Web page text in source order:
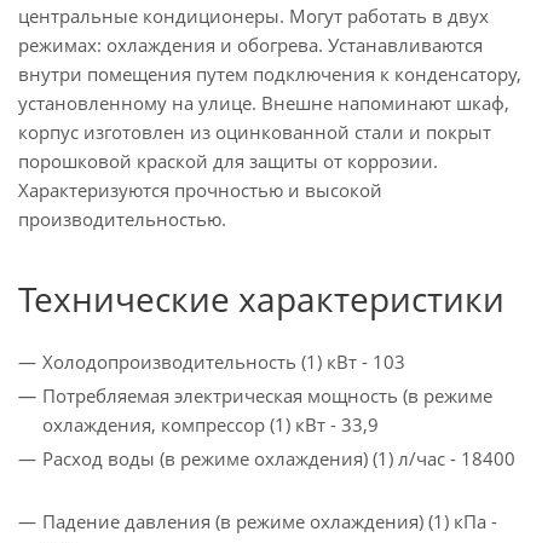
центральные кондиционеры. Могут работать в двух
режимах: охлаждения и обогрева. Устанавливаются
внутри помещения путем подключения к конденсатору,
установленному на улице. Внешне напоминают шкаф,
корпус изготовлен из оцинкованной стали и покрыт
порошковой краской для защиты от коррозии.
Характеризуются прочностью и высокой
производительностью.
Технические характеристики
Холодопроизводительность (1) кВт - 103
Потребляемая электрическая мощность (в режиме
охлаждения, компрессор (1) кВт - 33,9
Расход воды (в режиме охлаждения) (1) л/час - 18400
Падение давления (в режиме охлаждения) (1) кПа -